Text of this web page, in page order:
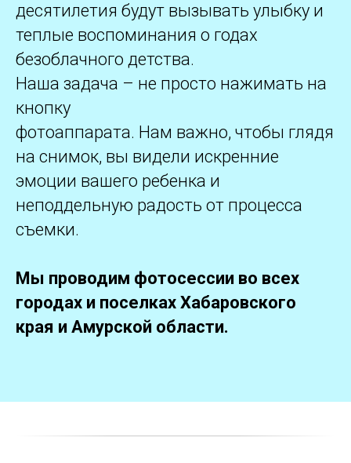
десятилетия будут вызывать улыбку и
теплые воспоминания о годах
безоблачного детства.
Наша задача – не просто нажимать на
кнопку
фотоаппарата. Нам важно, чтобы глядя
на снимок, вы видели искренние
эмоции вашего ребенка и
неподдельную радость от процесса
съемки.
Мы проводим фотосессии во всех
городах и поселках Хабаровского
края и Амурской области.